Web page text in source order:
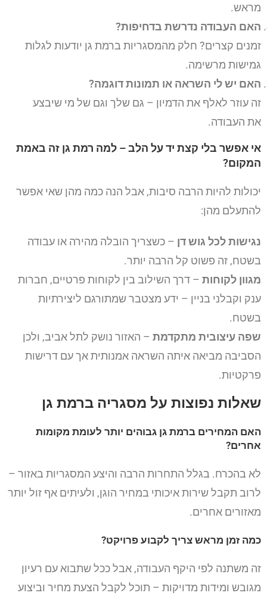
מראש.
האם העבודה נדרשת בדחיפות?
זמנים קצרים? חלק מהמסגריות ברמת גן יודעות לגלות
גמישות מרשימה.
האם יש לי השראה או תמונות דוגמה?
זה עוזר לאלף את הדמיון – גם שלך וגם של מי שיבצע
את העבודה.
אי אפשר בלי קצת יד על הלב – למה רמת גן זה באמת
המקום?
יכולות להיות הרבה סיבות, אבל הנה כמה מהן שאי אפשר
להתעלם מהן:
נגישות לכל גוש דן – כשצריך הובלה מהירה או עבודה
בשטח, זה פשוט קל הרבה יותר.
מגוון לקוחות – דרך השילוב בין לקוחות פרטיים, חברות
ענק וקבלני בניין – ידע מצטבר שמתורגם ליצירתיות
בשטח.
שפה עיצובית מתקדמת – האזור נושק לתל אביב, ולכן
הסביבה מביאה איתה השראה אמנותית אך עם דרישות
פרקטיות.
שאלות נפוצות על מסגריה ברמת גן
האם המחירים ברמת גן גבוהים יותר לעומת מקומות
אחרים?
לא בהכרח. בגלל התחרות הרבה והיצע המסגריות באזור –
לרוב תקבל שירות איכותי במחיר הוגן, ולעיתים אף זול יותר
מאזורים אחרים.
כמה זמן מראש צריך לקבוע פרויקט?
זה משתנה לפי היקף העבודה, אבל ככל שתבוא עם רעיון
מגובש ומידות מדויקות – תוכל לקבל הצעת מחיר וביצוע